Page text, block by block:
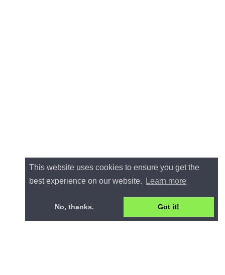
This website uses cookies to ensure you get the
best experience on our website.
Learn more
No, thanks. Got it!